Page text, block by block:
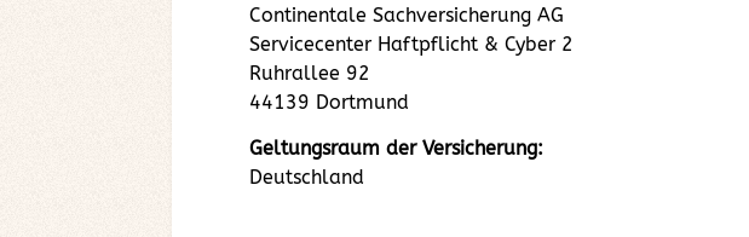
Continentale Sachversicherung AG
Servicecenter Haftpflicht & Cyber 2
Ruhrallee 92
44139 Dortmund
Geltungsraum der Versicherung:
Deutschland